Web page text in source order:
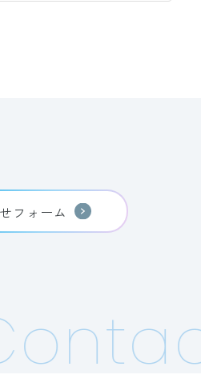
フォーム